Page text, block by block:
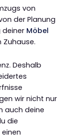
von
der Planung
deiner Möbel
Zuhause.
Deshalb
wir nicht nur
auch deine
die